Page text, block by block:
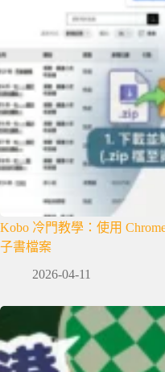
Kobo 冷門教學：使用
子書檔案
2026-04-11